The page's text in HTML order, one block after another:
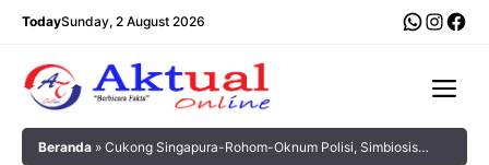
Langsung
TodaySunday, 2 August 2026
Beranda » Cukong Singapura-Rohom-Oknum Polisi, Simbiosis